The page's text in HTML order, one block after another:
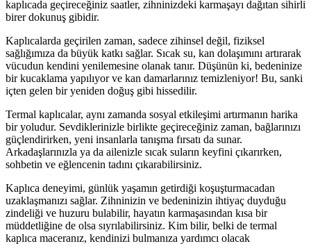
kaplıcada geçireceğiniz saatler, zihninizdeki karmaşayı dağıtan sihirli
birer dokunuş gibidir.
Kaplıcalarda geçirilen zaman, sadece zihinsel değil, fiziksel
sağlığımıza da büyük katkı sağlar. Sıcak su, kan dolaşımını artırarak
vücudun kendini yenilemesine olanak tanır. Düşünün ki, bedeninize
bir kucaklama yapılıyor ve kan damarlarınız temizleniyor! Bu, sanki
içten gelen bir yeniden doğuş gibi hissedilir.
Termal kaplıcalar, aynı zamanda sosyal etkileşimi artırmanın harika
bir yoludur. Sevdiklerinizle birlikte geçireceğiniz zaman, bağlarınızı
güçlendirirken, yeni insanlarla tanışma fırsatı da sunar.
Arkadaşlarınızla ya da ailenizle sıcak suların keyfini çıkarırken,
sohbetin ve eğlencenin tadını çıkarabilirsiniz.
Kaplıca deneyimi, günlük yaşamın getirdiği koşuşturmacadan
uzaklaşmanızı sağlar. Zihninizin ve bedeninizin ihtiyaç duyduğu
zindeliği ve huzuru bulabilir, hayatın karmaşasından kısa bir
müddetliğine de olsa sıyrılabilirsiniz. Kim bilir, belki de termal
kaplıca maceranız, kendinizi bulmanıza yardımcı olacak